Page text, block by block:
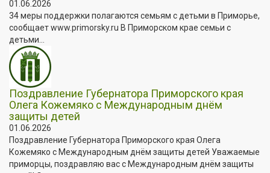
01.06.2026
34 меры поддержки полагаются семьям с детьми в Приморье,
сообщает www.primorsky.ru В Приморском крае семьи с
детьми...
Поздравление Губернатора Приморского края
Олега Кожемяко с Международным днём
защиты детей
01.06.2026
Поздравление Губернатора Приморского края Олега
Кожемяко с Международным днём защиты детей Уважаемые
приморцы, поздравляю вас с Международным днём защиты